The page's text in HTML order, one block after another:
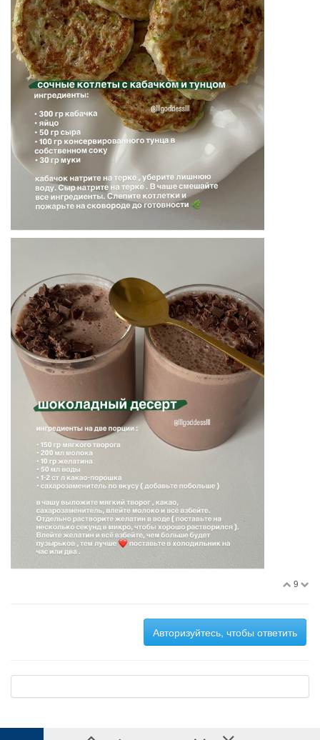
9
Авторизуйтесь, чтобы ответить